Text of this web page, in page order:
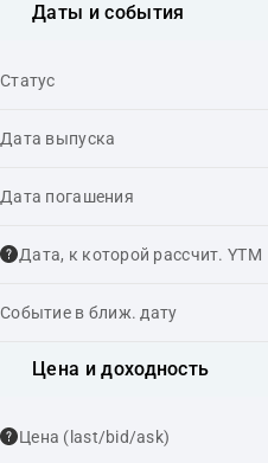
Даты и события
Статус
Дата выпуска
Дата погашения
Дата, к которой рассчит. YTM
Событие в ближ. дату
Цена и доходность
Цена (last/bid/ask)